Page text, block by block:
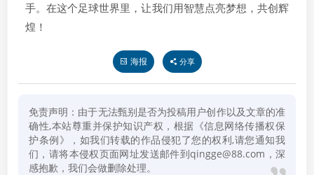
手。在这个足球世界里，让我们用智慧点亮梦想，共创辉
煌！
海报 分享
免责声明：由于无法甄别是否为投稿用户创作以及文章的准
确性,本站尊重并保护知识产权，根据《信息网络传播权保
护条例》，如我们转载的作品侵犯了您的权利,请您通知我
们，请将本侵权页面网址发送邮件到qingge@88.com，深
感抱歉，我们会做删除处理。